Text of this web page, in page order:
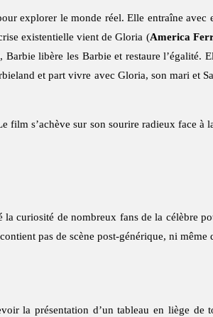
explorer le monde réel. Elle entraîne avec
existentielle vient de Gloria (America
libère les Barbie et restaure
et part vivre avec Gloria, son mari et
s’achève sur son sourire radieux face à
la curiosité de nombreux fans de la célèbre
pas de scène post-générique, ni même
la présentation d’un tableau en liège de